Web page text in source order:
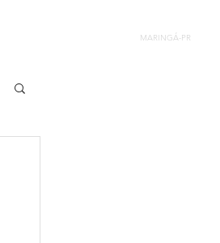
MARINGÁ-PR